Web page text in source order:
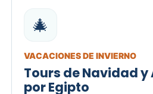
🎄
VACACIONES DE INVIERNO
Tours de Navidad y
por Egipto